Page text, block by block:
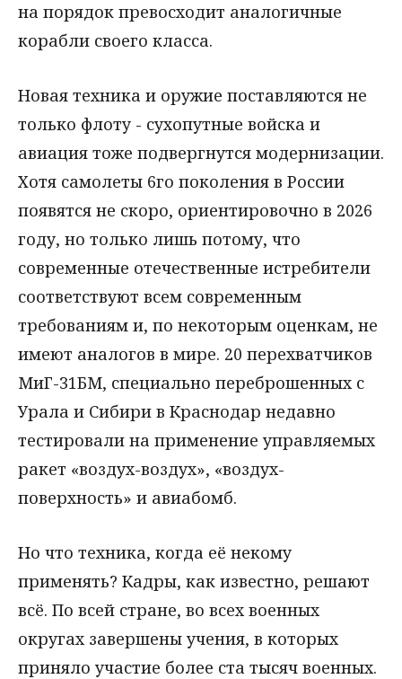
на порядок превосходит аналогичные
корабли своего класса.
Новая техника и оружие поставляются не
только флоту - сухопутные войска и
авиация тоже подвергнутся модернизации.
Хотя самолеты 6го поколения в России
появятся не скоро, ориентировочно в 2026
году, но только лишь потому, что
современные отечественные истребители
соответствуют всем современным
требованиям и, по некоторым оценкам, не
имеют аналогов в мире. 20 перехватчиков
МиГ-31БМ, специально переброшенных с
Урала и Сибири в Краснодар недавно
тестировали на применение управляемых
ракет «воздух-воздух», «воздух-
поверхность» и авиабомб.
Но что техника, когда её некому
применять? Кадры, как известно, решают
всё. По всей стране, во всех военных
округах завершены учения, в которых
приняло участие более ста тысяч военных.